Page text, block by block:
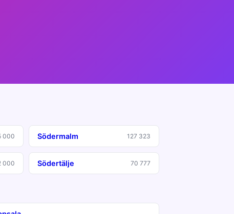
000 Södermalm 127 323
000 Södertälje 70 777